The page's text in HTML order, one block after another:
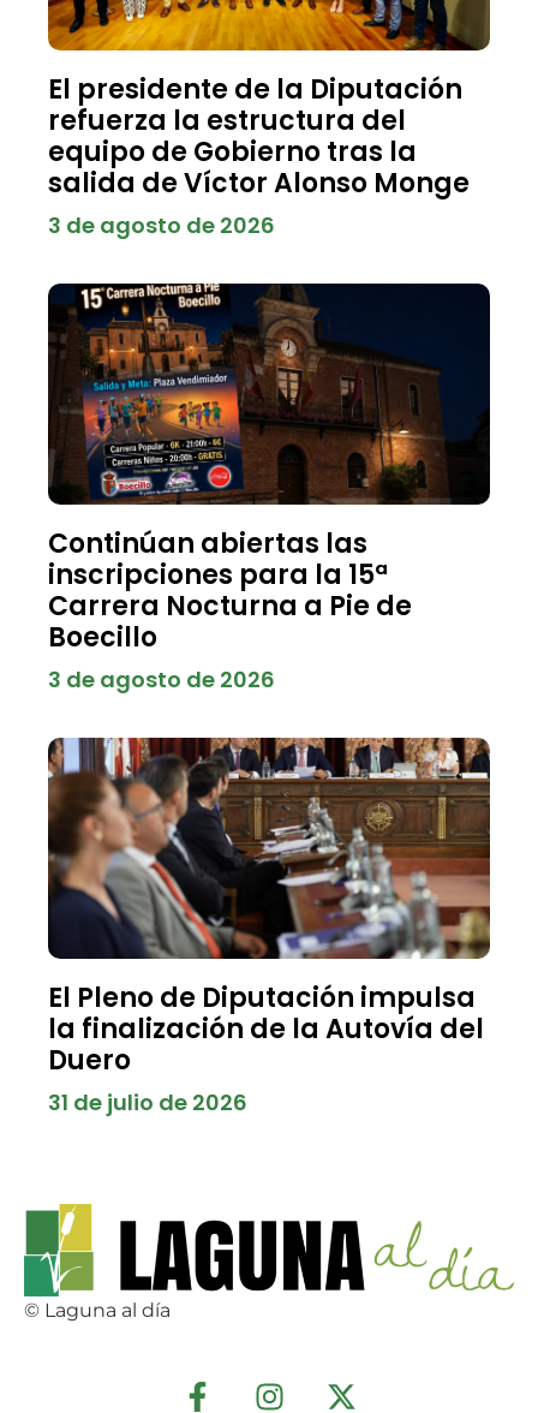
El presidente de la Diputación
refuerza la estructura del
equipo de Gobierno tras la
salida de Víctor Alonso Monge
3 de agosto de 2026
Continúan abiertas las
inscripciones para la 15ª
Carrera Nocturna a Pie de
Boecillo
3 de agosto de 2026
El Pleno de Diputación impulsa
la finalización de la Autovía del
Duero
31 de julio de 2026
© Laguna al día